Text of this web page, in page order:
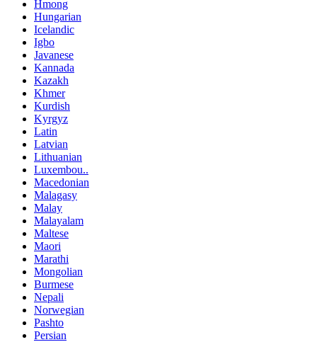
Hmong
Hungarian
Icelandic
Igbo
Javanese
Kannada
Kazakh
Khmer
Kurdish
Kyrgyz
Latin
Latvian
Lithuanian
Luxembou..
Macedonian
Malagasy
Malay
Malayalam
Maltese
Maori
Marathi
Mongolian
Burmese
Nepali
Norwegian
Pashto
Persian